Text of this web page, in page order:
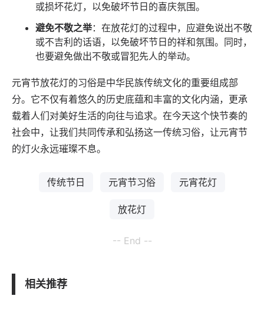
或损坏花灯，以免破坏节日的喜庆氛围。
避免不敬之举：在放花灯的过程中，应避免说出不敬
或不吉利的话语，以免破坏节日的祥和氛围。同时，
也要避免做出不敬或冒犯先人的举动。
元宵节放花灯的习俗是中华民族传统文化的重要组成部
分。它不仅有着悠久的历史底蕴和丰富的文化内涵，更承
载着人们对美好生活的向往与追求。在今天这个快节奏的
社会中，让我们共同传承和弘扬这一传统习俗，让元宵节
的灯火永远璀璨不息。
传统节日 元宵节习俗 元宵花灯
放花灯
-- End --
相关推荐